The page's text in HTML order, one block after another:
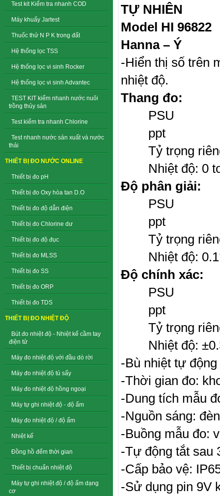
Test kit Kiểm tra nhanh COD
Máy khuấy Jartest
Thuốc thử N P K trong đất
Hệ thống lọc TSS
Hệ thống lọc vi sinh Rocker
Hệ thống lọc vi sinh Advantec
TEST KIT kiểm nhanh nước nuôi
trồng thủy sản
Test kiểm tra nhanh Chlorine
Test nhanh nước sản xuất và nước
thải
THIẾT BỊ ĐO NƯỚC ONLINE
Thiết bị đo pH
Thiết bị đo Oxy hòa tan D.O
Thiết bị đo độ dẫn điện
Thiết bị đo Chlorine dư
Thiết bị đo độ đục
Thiết bị đo MLSS
Thiết bị đo SS
Thiết bị đo ORP
Thiết bị đo TDS
THIẾT BỊ ĐO NHIỆT ĐỘ
Bút đo nhiệt độ - Nhiệt kế cầm tay
điện tử
Máy đo nhiệt độ với đầu dò rời
Máy đo nhiệt độ tủ sấy
Máy đo nhiệt độ hồng ngoại
Máy tự ghi nhiệt độ - độ ẩm
Máy đo nhiệt độ / độ ẩm
Nhiệt kế
Đồng hồ đếm thời gian
Thiết bị chuẩn nhiệt độ
Máy tự ghi nhiệt độ / độ ẩm dạng
cơ
TỰ NHIÊN
Model HI 96822
Hanna – Ý
-Hiển thị số trên
nhiệt độ.
Thang đo:
PSU
ppt :
Tỷ trọng riêng
Nhiệt độ: 0 to
Độ phân giải:
ppt
Tỷ trọng riêng
Nhiệt độ:
Độ chính xác:
PSU
ppt
Tỷ trọng riêng
Nhiệt độ:
-Bù nhiệt tự
-Thời gian đo:
-Dung tích mẫu
-Nguồn sáng:
-Buồng mẫu đo:
-Tự động tắt sau
-Cấp bảo vệ:
-Sử dụng pin 9V